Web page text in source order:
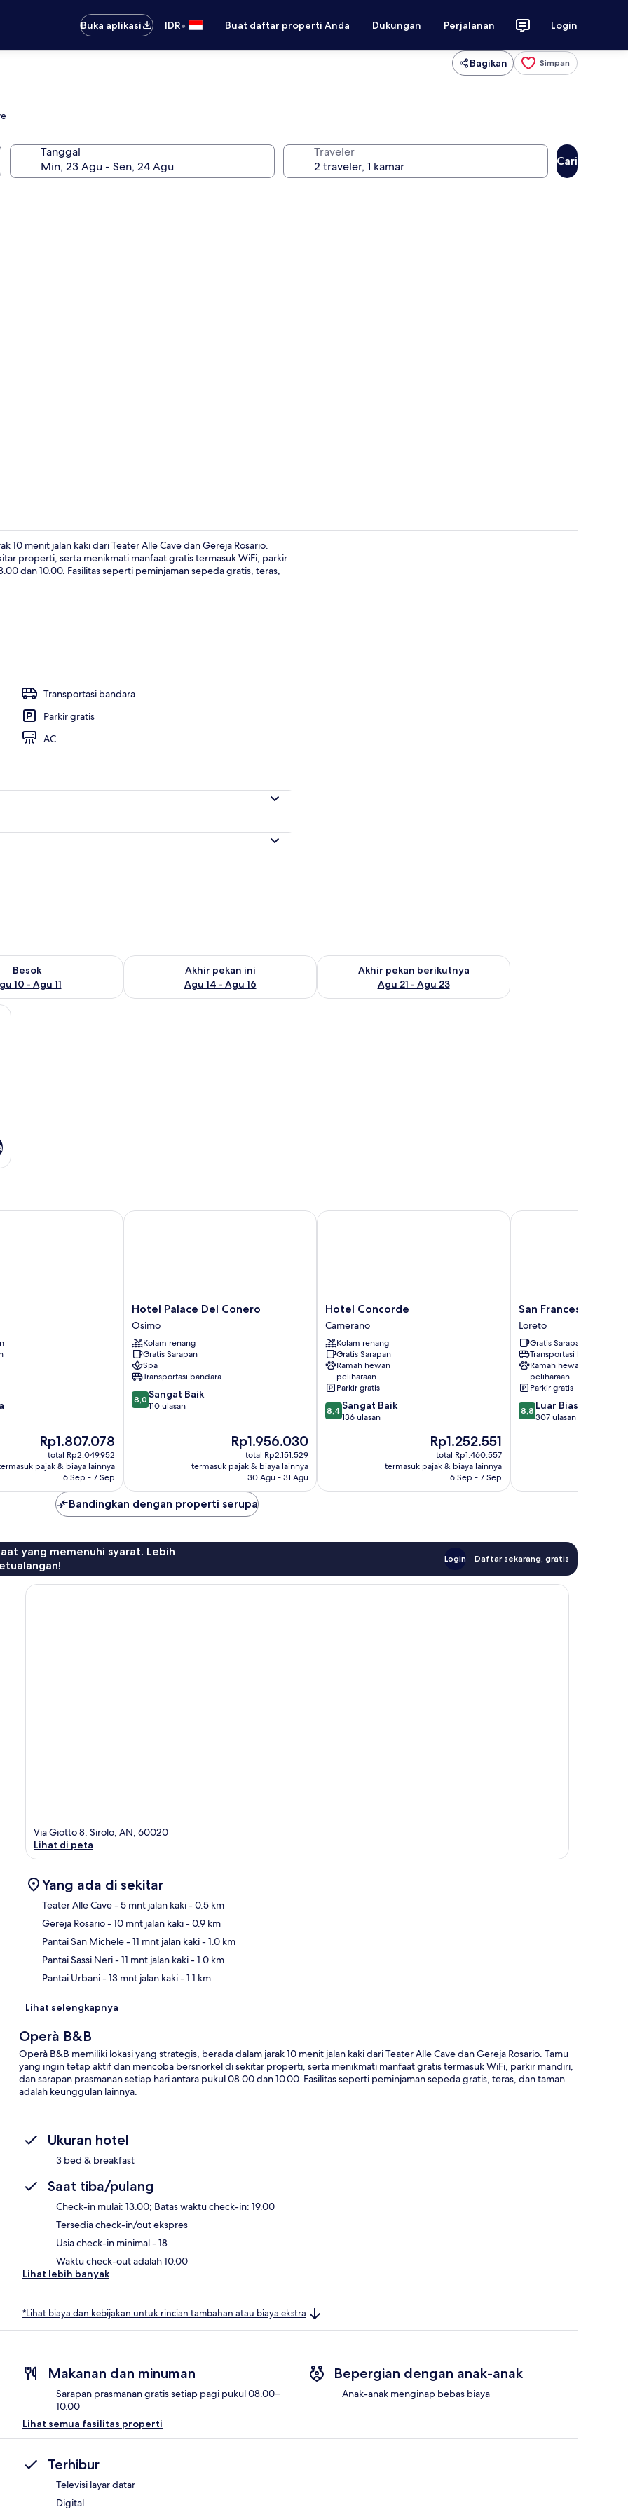
Buka aplikasi
IDR• Buat daftar properti Anda Dukungan Perjalanan Login
Bagikan Simpan
Tanggal Traveler
Cari
10 menit jalan kaki dari Teater Alle Cave dan Gereja Rosario.
properti, serta menikmati manfaat gratis termasuk WiFi, parkir
dan 10.00. Fasilitas seperti peminjaman sepeda gratis, teras,
Transportasi bandara
Parkir gratis
AC
Besok
10 - Agu 11
untuk besok Agu 10 - Agu 11
Akhir pekan ini
Agu 14 - Agu 16
Periksa ketersediaan untuk akhir pekan ini Agu 14 - Agu 16
Akhir pekan berikutnya
Agu 21 - Agu 23
Periksa ketersediaan untuk akhir pekan berikutnya Agu 21 -
tempat tidur lipat/tambahan, dan Wi-Fi gratis
Harga
sekarang
Rp1.807.078
Rp1.807.078
total Rp2.049.952
pajak & biaya lainnya
6 Sep - 7 Sep
Hotel
Palace
Del
Conero
Osimo
Hotel Palace Del Conero
Osimo
Kolam renang
Gratis Sarapan
Spa
Transportasi bandara
8.0
dari
8,0 Sangat Baik
110 ulasan
Harga
sekarang
Rp1.956.030
Rp1.956.030
total Rp2.151.529
termasuk pajak & biaya lainnya
30 Agu - 31 Agu
Hotel Palace Del Conero
Hotel
Concorde
Camerano
Hotel Concorde
Camerano
Kolam renang
Gratis Sarapan
Ramah hewan
peliharaan
Parkir gratis
8.4
dari
8,4 Sangat Baik
136 ulasan
Harga
sekarang
Rp1.252.551
Rp1.252.551
total Rp1.460.557
termasuk pajak & biaya lainnya
6 Sep - 7 Sep
Hotel Concorde
San
Francesco
Hotel
Loreto
San Francesco Hotel
Loreto
Gratis Sarapan
Transportasi bandara
Ramah hewan
peliharaan
Parkir gratis
8.8
dari
8,8 Luar Biasa
307 ulasan
San Francesco Hotel
Bandingkan dengan properti serupa
yang memenuhi syarat. Lebih
Login Daftar sekarang, gratis
Via Giotto 8, Sirolo, AN, 60020
Lihat di peta
Yang ada di sekitar
Teater Alle Cave- 5 mnt jalan kaki- 0.5 km
Gereja Rosario- 10 mnt jalan kaki- 0.9 km
Pantai San Michele- 11 mnt jalan kaki- 1.0 km
Pantai Sassi Neri- 11 mnt jalan kaki- 1.0 km
Pantai Urbani- 13 mnt jalan kaki- 1.1 km
Lihat selengkapnya
Operà B&B
Operà B&B memiliki lokasi yang strategis, berada dalam jarak 10 menit jalan kaki dari Teater Alle Cave dan Gereja Rosario. Tamu
yang ingin tetap aktif dan mencoba bersnorkel di sekitar properti, serta menikmati manfaat gratis termasuk WiFi, parkir mandiri,
dan sarapan prasmanan setiap hari antara pukul 08.00 dan 10.00. Fasilitas seperti peminjaman sepeda gratis, teras, dan taman
adalah keunggulan lainnya.
Ukuran hotel
3 bed & breakfast
Saat tiba/pulang
Check-in mulai: 13.00; Batas waktu check-in: 19.00
Tersedia check-in/out ekspres
Usia check-in minimal - 18
Waktu check-out adalah 10.00
Lihat lebih banyak
*Lihat biaya dan kebijakan untuk rincian tambahan atau biaya ekstra
Makanan dan minuman
Sarapan prasmanan gratis setiap pagi pukul 08.00–
10.00
Bepergian dengan anak-anak
Anak-anak menginap bebas biaya
Lihat semua fasilitas properti
Terhibur
Televisi layar datar
Digital